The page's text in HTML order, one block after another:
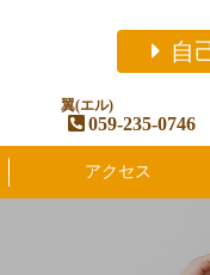
翼(エル)
059-235-0746
自
アクセス